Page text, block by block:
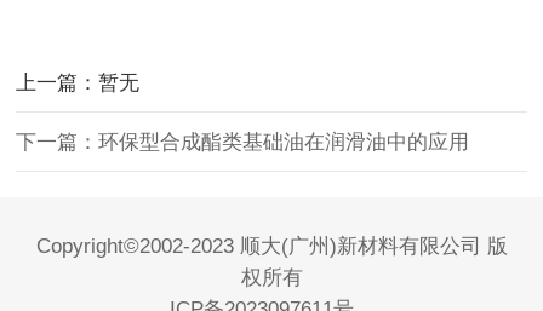
上一篇：暂无
下一篇：环保型合成酯类基础油在润滑油中的应用
Copyright©2002-2023 顺大(广州)新材料有限公司 版
权所有